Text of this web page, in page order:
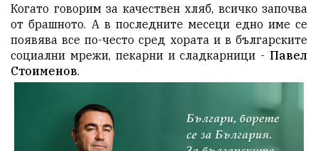
Когато говорим за качествен хляб, всичко започва
от брашното. А в последните месеци едно име се
появява все по-често сред хората и в българските
социални мрежи, пекарни и сладкарници - Павел
Стоименов